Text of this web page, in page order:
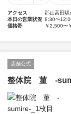
アクセス
郡山富田駅
本日の営業状況 8:30〜
価格帯
￥2,500〜
店舗公式
整体院 菫 -